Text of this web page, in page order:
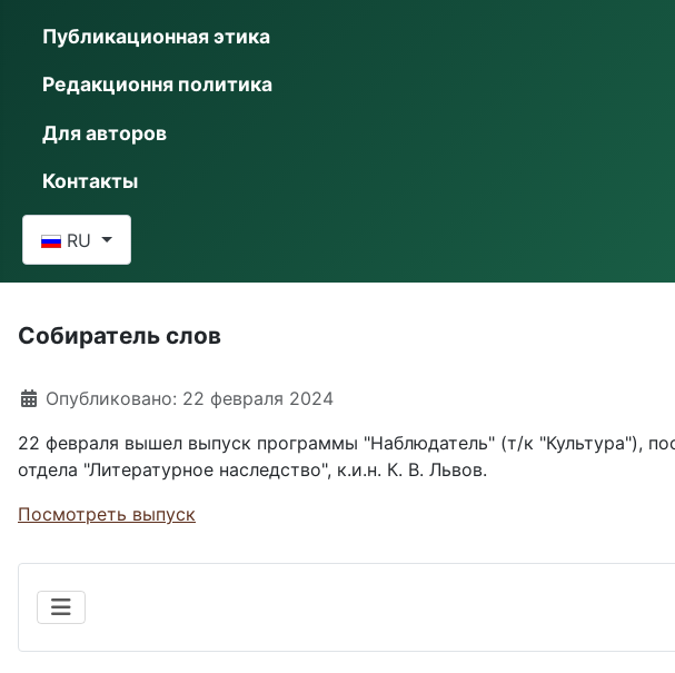
Публикационная этика
Редакционня политика
Для авторов
Контакты
RU
Собиратель слов
Информация о материале
Опубликовано: 22 февраля 2024
22 февраля вышел выпуск программы "Наблюдатель" (т/к "Культура"),
отдела "Литературное наследство", к.и.н. К. В. Львов.
Посмотреть выпуск